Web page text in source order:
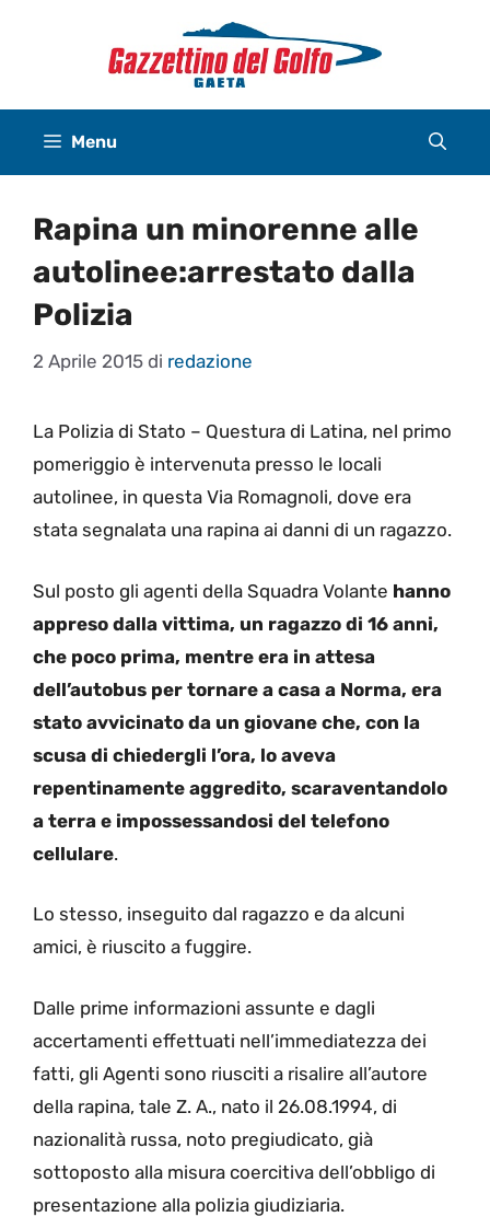
Menu
Rapina un minorenne alle
autolinee:arrestato dalla
Polizia
2 Aprile 2015 di redazione
La Polizia di Stato – Questura di Latina, nel primo
pomeriggio è intervenuta presso le locali
autolinee, in questa Via Romagnoli, dove era
stata segnalata una rapina ai danni di un ragazzo.
Sul posto gli agenti della Squadra Volante hanno
appreso dalla vittima, un ragazzo di 16 anni,
che poco prima, mentre era in attesa
dell’autobus per tornare a casa a Norma, era
stato avvicinato da un giovane che, con la
scusa di chiedergli l’ora, lo aveva
repentinamente aggredito, scaraventandolo
a terra e impossessandosi del telefono
cellulare.
Lo stesso, inseguito dal ragazzo e da alcuni
amici, è riuscito a fuggire.
Dalle prime informazioni assunte e dagli
accertamenti effettuati nell’immediatezza dei
fatti, gli Agenti sono riusciti a risalire all’autore
della rapina, tale Z. A., nato il 26.08.1994, di
nazionalità russa, noto pregiudicato, già
sottoposto alla misura coercitiva dell’obbligo di
presentazione alla polizia giudiziaria.